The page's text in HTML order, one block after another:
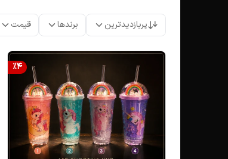
پربازدیدترین برندها قیمت
%4